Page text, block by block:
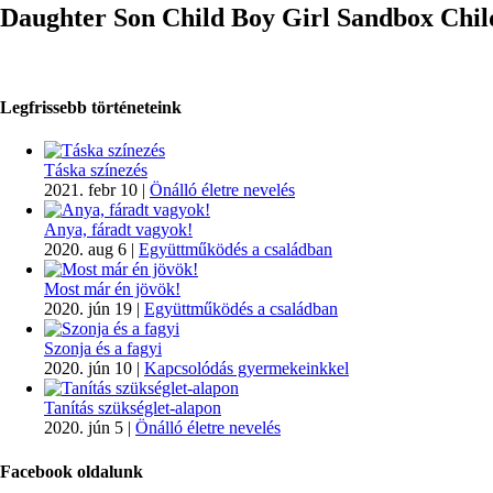
Daughter Son Child Boy Girl Sandbox
Legfrissebb történeteink
Táska színezés
2021. febr 10 | Önálló életre nevelés
Anya, fáradt vagyok!
2020. aug 6 | Együttműködés a családban
Most már én jövök!
2020. jún 19 | Együttműködés a családban
Szonja és a fagyi
2020. jún 10 | Kapcsolódás gyermekeinkkel
Tanítás szükséglet-alapon
2020. jún 5 | Önálló életre nevelés
Facebook oldalunk